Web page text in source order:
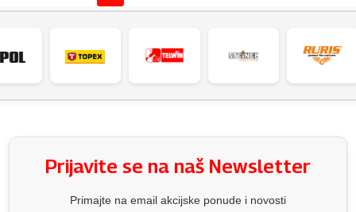
Prijavite se na naš Newsletter
Primajte na email akcijske ponude i novosti